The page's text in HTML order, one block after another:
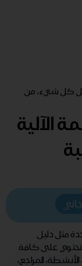
كل شيء، من
الآلية
مثل دليل
وتحتوي على كافة
المراجع،